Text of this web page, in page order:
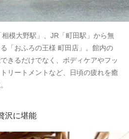
模大野駅」、JR「町田駅」から無
「おふろの王様 町田店」。館内の
きるだけでなく、ボディケアやフッ
リートメントなど、日頃の疲れを癒
沢に堪能